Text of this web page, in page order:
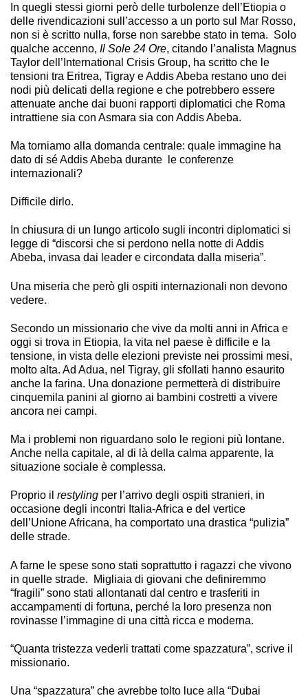
In quegli stessi giorni però delle turbolenze dell’Etiopia o
delle rivendicazioni sull’accesso a un porto sul Mar Rosso,
non si è scritto nulla, forse non sarebbe stato in tema. Solo
qualche accenno, Il Sole 24 Ore, citando l’analista Magnus
Taylor dell’International Crisis Group, ha scritto che le
tensioni tra Eritrea, Tigray e Addis Abeba restano uno dei
nodi più delicati della regione e che potrebbero essere
attenuate anche dai buoni rapporti diplomatici che Roma
intrattiene sia con Asmara sia con Addis Abeba.
Ma torniamo alla domanda centrale: quale immagine ha
dato di sé Addis Abeba durante le conferenze
internazionali?
Difficile dirlo.
In chiusura di un lungo articolo sugli incontri diplomatici si
legge di “discorsi che si perdono nella notte di Addis
Abeba, invasa dai leader e circondata dalla miseria”.
Una miseria che però gli ospiti internazionali non devono
vedere.
Secondo un missionario che vive da molti anni in Africa e
oggi si trova in Etiopia, la vita nel paese è difficile e la
tensione, in vista delle elezioni previste nei prossimi mesi,
molto alta. Ad Adua, nel Tigray, gli sfollati hanno esaurito
anche la farina. Una donazione permetterà di distribuire
cinquemila panini al giorno ai bambini costretti a vivere
ancora nei campi.
Ma i problemi non riguardano solo le regioni più lontane.
Anche nella capitale, al di là della calma apparente, la
situazione sociale è complessa.
Proprio il restyling per l’arrivo degli ospiti stranieri, in
occasione degli incontri Italia-Africa e del vertice
dell’Unione Africana, ha comportato una drastica “pulizia”
delle strade.
A farne le spese sono stati soprattutto i ragazzi che vivono
in quelle strade. Migliaia di giovani che definiremmo
“fragili” sono stati allontanati dal centro e trasferiti in
accampamenti di fortuna, perché la loro presenza non
rovinasse l’immagine di una città ricca e moderna.
“Quanta tristezza vederli trattati come spazzatura”, scrive il
missionario.
Una “spazzatura” che avrebbe tolto luce alla “Dubai